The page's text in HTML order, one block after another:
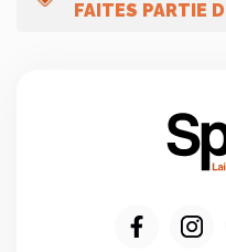
FAITES PARTIE